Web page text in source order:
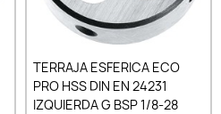
TERRAJA ESFERICA ECO
PRO HSS DIN EN 24231
IZQUIERDA G BSP 1/8-28